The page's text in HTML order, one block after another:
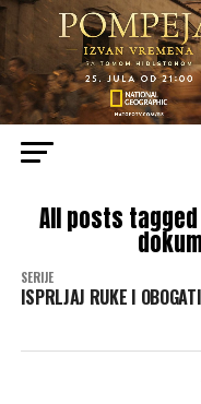
All posts
SERIJE
ISPRLJAJ RUKE I